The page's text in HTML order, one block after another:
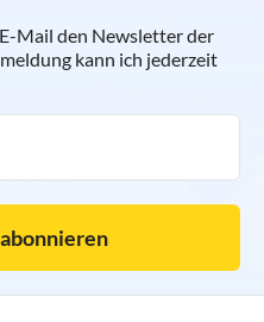
Mail den Newsletter der
kann ich jederzeit